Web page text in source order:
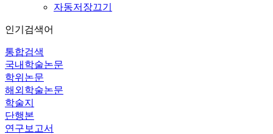
자동저장끄기
인기검색어
통합검색
국내학술논문
학위논문
해외학술논문
학술지
단행본
연구보고서